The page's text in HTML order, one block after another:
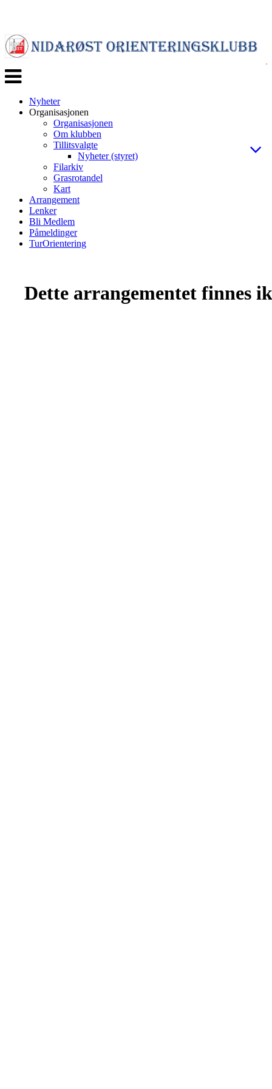
Veksle
navigasjon
Nyheter
Organisasjonen
Organisasjonen
Om klubben
Tillitsvalgte
Nyheter (styret)
Filarkiv
Grasrotandel
Kart
Arrangement
Lenker
Bli Medlem
Påmeldinger
TurOrientering
Dette arrangementet finnes